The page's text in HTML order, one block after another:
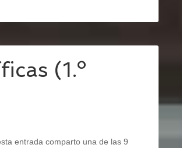
(1.º
entrada comparto una de las 9